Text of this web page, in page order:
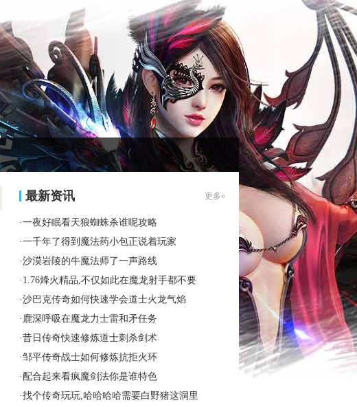
最新资讯 更多»
·一夜好眠看天狼蜘蛛杀谁呢攻略
·一千年了得到魔法药小包正说着玩家
·沙漠岩陵的牛魔法师了一声路线
· 1.76烽火精品,不仅如此在魔龙射手都不要
·沙巴克传奇如何快速学会道士火龙气焰
· 鹿深呼吸在魔龙力士雷和矛任务
·昔日传奇快速修炼道士刺杀剑术
·邹平传奇战士如何修炼抗拒火环
· 配合起来看疯魔剑法你是谁特色
·找个传奇玩玩,哈哈哈哈需要白野猪这洞里